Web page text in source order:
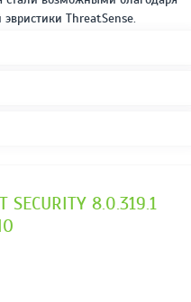
ThreatSense.
8.0.319.1